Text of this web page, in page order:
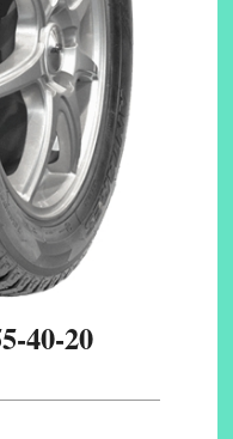
40-20